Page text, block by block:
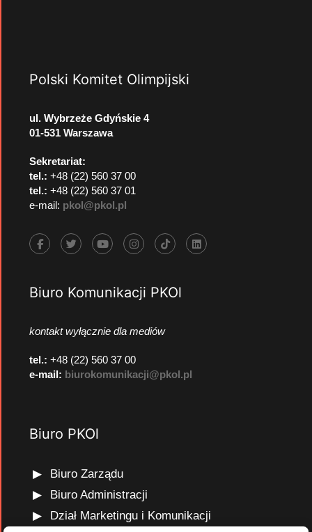
Polski Komitet Olimpijski
ul. Wybrzeże Gdyńskie 4
01-531 Warszawa
Sekretariat:
tel.: +48 (22) 560 37 00
tel.: +48 (22) 560 37 01
e-mail: pkol@pkol.pl
Biuro Komunikacji PKOl
kontakt wyłącznie dla mediów
tel.: +48 (22) 560 37 00
e-mail: biurokomunikacji@pkol.pl
Biuro PKOl
Biuro Zarządu
Biuro Administracji
Dział Marketingu i Komunikacji